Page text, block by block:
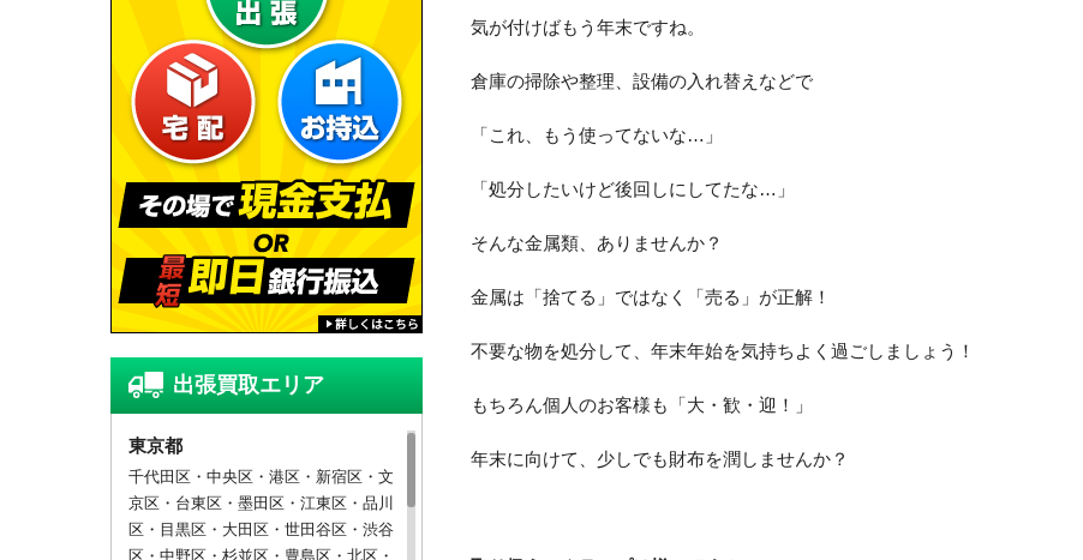
気が付けばもう年末ですね。
倉庫の掃除や整理、設備の入れ替えなどで
「これ、もう使ってないな…」
「処分したいけど後回しにしてたな…」
そんな金属類、ありませんか？
金属は「捨てる」ではなく「売る」が正解！
不要な物を処分して、年末年始を気持ちよく過ごしましょう！
もちろん個人のお客様も「大・歓・迎！」
年末に向けて、少しでも財布を潤しませんか？
出張買取エリア
東京都
千代田区・中央区・港区・新宿区・文
京区・台東区・墨田区・江東区・品川
区・目黒区・大田区・世田谷区・渋谷
区・中野区・杉並区・豊島区・北区・